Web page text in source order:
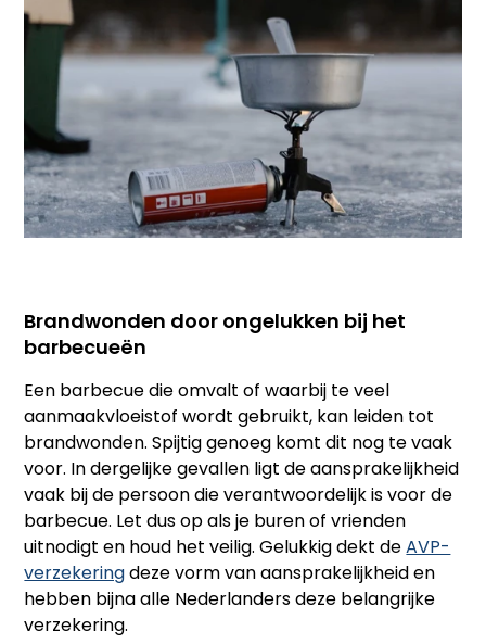
Brandwonden door ongelukken bij het
barbecueën
Een barbecue die omvalt of waarbij te veel
aanmaakvloeistof wordt gebruikt, kan leiden tot
brandwonden. Spijtig genoeg komt dit nog te vaak
voor. In dergelijke gevallen ligt de aansprakelijkheid
vaak bij de persoon die verantwoordelijk is voor de
barbecue. Let dus op als je buren of vrienden
uitnodigt en houd het veilig. Gelukkig dekt deAVP-
verzekeringdeze vorm van aansprakelijkheid en
hebben bijna alle Nederlanders deze belangrijke
verzekering.